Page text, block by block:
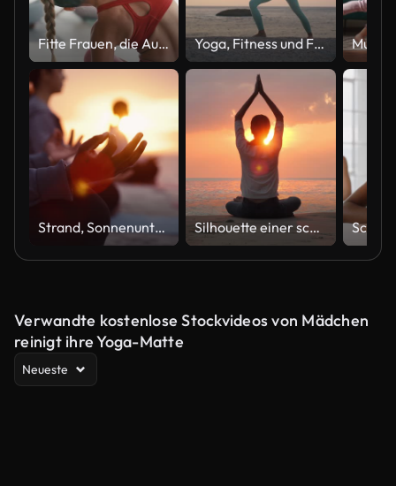
Fitte Frauen, die Aufwärmübungen in einem Fitnesskurs in einem Zentrum machen. Trainingstrainer, der eine Klasse mit Bewegung und Bewegung führt. Junge sportliche Frauen, die Yoga und Pilates machen, mit Schwerpunkt auf Gesundheit und Cardio Yoga, Fitness und Frau am Strand mit Krieger, betenden Händen oder Stretching für die psychische Gesundheit. Freiheit, Zen und Mensch in der Natur mit Glauben, Ausgeglichenheit oder Ganzheitlichkeit, Selbstfürsorge oder Heilung
Strand, Sonnenuntergang und Gruppe mit Meditation, Hand für Lotuspose und Yoga mit Freunden, gesunde Seele und Morgen. Menschen, Dämmerung und Pause am Meer für Wellness oder positive Energie mit Achtsamkeit im Freien Silhouette einer schönen Yoga-Frau am Strand. Sie führt Yoga vor dem wunderschönen Meer am Sonnenuntergang Tag. Menschen,Urlaub,Gesund,Reisen,Lifestyle,Leadership.Vacations - iStock
Verwandte kostenlose Stockvideos von Mädchen
reinigt ihre Yoga-Matte
Neueste